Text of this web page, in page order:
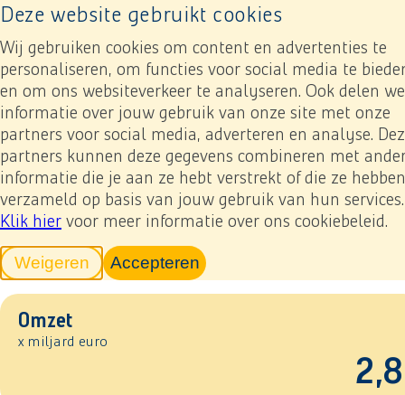
Deze website gebruikt cookies
Wij gebruiken cookies om content en advertenties te
personaliseren, om functies voor social media te
en om ons websiteverkeer te analyseren. Ook delen we
informatie over jouw gebruik van onze site met onze
partners voor social media, adverteren en analyse.
partners kunnen deze gegevens combineren met
informatie die je aan ze hebt verstrekt of die ze hebben
verzameld op basis van jouw gebruik van hun services.
Klik hier voor meer informatie over ons cookiebeleid.
Weigerentracking scripts
Accepterentracking scripts, de pagina zal
Naar home pagina
2025 in cijfers
Financiële prestaties
Omzet
x miljard euro
2,8